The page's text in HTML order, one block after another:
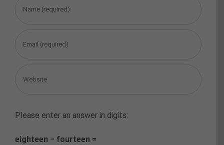
Please enter an answer in digits:
eighteen − fourteen =